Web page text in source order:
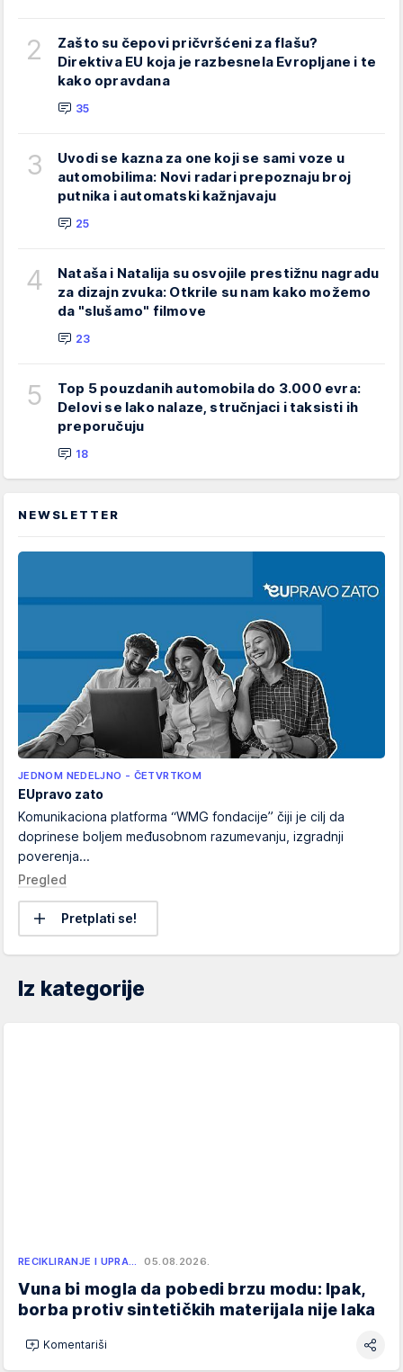
2
Zašto su čepovi pričvršćeni za flašu?
Direktiva EU koja je razbesnela Evropljane i te
kako opravdana
35
3
Uvodi se kazna za one koji se sami voze u
automobilima: Novi radari prepoznaju broj
putnika i automatski kažnjavaju
25
4
Nataša i Natalija su osvojile prestižnu nagradu
za dizajn zvuka: Otkrile su nam kako možemo
da "slušamo" filmove
23
5
Top 5 pouzdanih automobila do 3.000 evra:
Delovi se lako nalaze, stručnjaci i taksisti ih
preporučuju
18
NEWSLETTER
JEDNOM NEDELJNO - ČETVRTKOM
EUpravo zato
Komunikaciona platforma “WMG fondacije” čiji je cilj da
doprinese boljem međusobnom razumevanju, izgradnji
poverenja...
Pregled
Pretplati se!
Iz kategorije
RECIKLIRANJE I UPRA… 05.08.2026.
Vuna bi mogla da pobedi brzu modu: Ipak,
borba protiv sintetičkih materijala nije laka
Komentariši